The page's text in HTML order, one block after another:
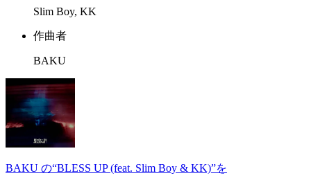
Slim Boy, KK
作曲者
BAKU
BAKU の“BLESS UP (feat. Slim Boy & KK)”を